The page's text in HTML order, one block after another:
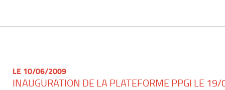
LE 10/06/2009
INAUGURATION DE LA PLATEFORME PPGI LE